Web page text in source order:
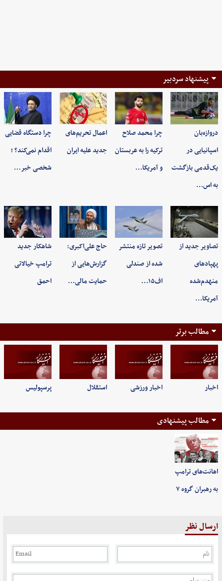
پیشنهاد سردبیر
دروازه‌بان
اسپانیایی در
یک‌قدمی بازگشت
به اس…
چرا محمد صلاح
ترکیه را به عربستان
و آمریکا…
اعمال تحریم‌های
جدید علیه ایران
چرا دستگاه قضایی
اقدام نمی‌کند؟ ؛
شخصی خبر…
تصاویر جدید از
پهپادهای
منهدم‌شده
آمریکا…
تصویر تازه منتشر
شده از صندلی
اف۱۵…
حاج علی‌اکبری:
گزارش‌هایی از
حمایت مالی…
شاهکار جدید
ترامپ خیالاتی
احمق
مطالب برتر
اخبار اخبار ورزشی استقلال پرسپولیس
مطالب پیشنهادی
اهانت‌های ترامپ
به رهبران گروه ۷
ارسال نظر